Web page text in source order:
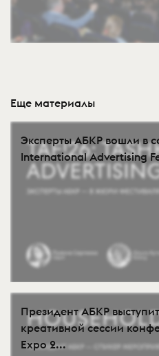
Еще материалы
Эксперты АБКР вошли в
International Advertising
Президент АБКР
креативной сессии
Expo 2...